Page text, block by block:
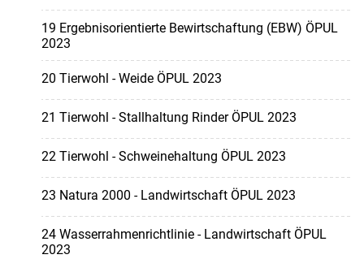
19 Ergebnisorientierte Bewirtschaftung (EBW) ÖPUL
2023
20 Tierwohl - Weide ÖPUL 2023
21 Tierwohl - Stallhaltung Rinder ÖPUL 2023
22 Tierwohl - Schweinehaltung ÖPUL 2023
23 Natura 2000 - Landwirtschaft ÖPUL 2023
24 Wasserrahmenrichtlinie - Landwirtschaft ÖPUL
2023